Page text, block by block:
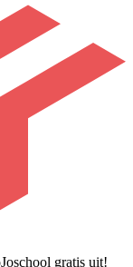
gratis uit!